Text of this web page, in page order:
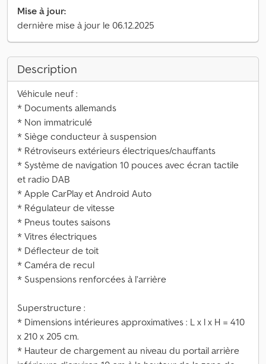
Mise à jour:
dernière mise à jour le 06.12.2025
Description
Véhicule neuf :
* Documents allemands
* Non immatriculé
* Siège conducteur à suspension
* Rétroviseurs extérieurs électriques/chauffants
* Système de navigation 10 pouces avec écran tactile
et radio DAB
* Apple CarPlay et Android Auto
* Régulateur de vitesse
* Pneus toutes saisons
* Vitres électriques
* Déflecteur de toit
* Caméra de recul
* Suspensions renforcées à l’arrière
Superstructure :
* Dimensions intérieures approximatives : L x l x H = 410
x 210 x 205 cm.
* Hauteur de chargement au niveau du portail arrière